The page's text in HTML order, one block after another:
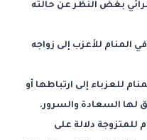
بغض النظر عن حالته
المنام للأعزب إلى زواجه
للعزباء إلى ارتباطها أو
السعادة والسرور.
للمتزوجة دلالة على